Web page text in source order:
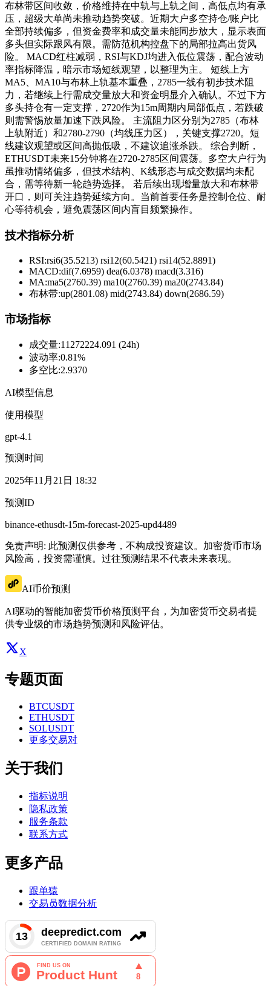
布林带区间收敛，价格维持在中轨与上轨之间，高低点均有承
压，超级大单尚未推动趋势突破。近期大户多空持仓/账户比
全部持续偏多，但资金费率和成交量未能同步放大，显示表面
多头但实际跟风有限。需防范机构控盘下的局部拉高出货风
险。 MACD红柱减弱，RSI与KDJ均进入低位震荡，配合波动
率指标降温，暗示市场短线观望，以整理为主。 短线上方
MA5、MA10与布林上轨基本重叠，2785一线有初步技术阻
力，若继续上行需成交量放大和资金明显介入确认。不过下方
多头持仓有一定支撑，2720作为15m周期内局部低点，若跌破
则需警惕放量加速下跌风险。 主流阻力区分别为2785（布林
上轨附近）和2780-2790（均线压力区），关键支撑2720。短
线建议观望或区间高抛低吸，不建议追涨杀跌。 综合判断，
ETHUSDT未来15分钟将在2720-2785区间震荡。多空大户行为
虽推动情绪偏多，但技术结构、K线形态与成交数据均未配
合，需等待新一轮趋势选择。 若后续出现增量放大和布林带
开口，则可关注趋势延续方向。当前首要任务是控制仓位、耐
心等待机会，避免震荡区间内盲目频繁操作。
技术指标分析
RSI:rsi6(35.5213) rsi12(60.5421) rsi14(52.8891)
MACD:dif(7.6959) dea(6.0378) macd(3.316)
MA:ma5(2760.39) ma10(2760.39) ma20(2743.84)
布林带:up(2801.08) mid(2743.84) down(2686.59)
市场指标
成交量:11272224.091 (24h)
波动率:0.81%
多空比:2.9370
AI模型信息
使用模型
gpt-4.1
预测时间
2025年11月21日 18:32
预测ID
binance-ethusdt-15m-forecast-2025-upd4489
免责声明: 此预测仅供参考，不构成投资建议。加密货币市场
风险高，投资需谨慎。过往预测结果不代表未来表现。
AI币价预测
AI驱动的智能加密货币价格预测平台，为加密货币交易者提
供专业级的市场趋势预测和风险评估。
X
专题页面
BTCUSDT
ETHUSDT
SOLUSDT
更多交易对
关于我们
指标说明
隐私政策
服务条款
联系方式
更多产品
跟单猿
交易员数据分析